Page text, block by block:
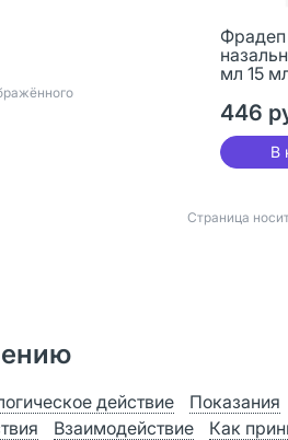
мл 15
446
В
Страница
действие Показания
Взаимодействие Как